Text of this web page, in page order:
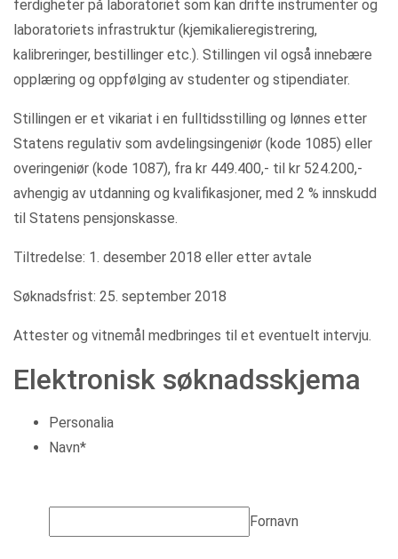
ferdigheter på laboratoriet som kan drifte instrumenter og
laboratoriets infrastruktur (kjemikalieregistrering,
kalibreringer, bestillinger etc.). Stillingen vil også innebære
opplæring og oppfølging av studenter og stipendiater.
Stillingen er et vikariat i en fulltidsstilling og lønnes etter
Statens regulativ som avdelingsingeniør (kode 1085) eller
overingeniør (kode 1087), fra kr 449.400,- til kr 524.200,-
avhengig av utdanning og kvalifikasjoner, med 2 % innskudd
til Statens pensjonskasse.
Tiltredelse: 1. desember 2018 eller etter avtale
Søknadsfrist: 25. september 2018
Attester og vitnemål medbringes til et eventuelt intervju.
Elektronisk søknadsskjema
Personalia
Navn*
Fornavn